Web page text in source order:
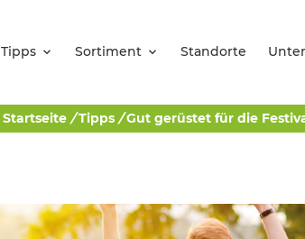
Tipps Sortiment Standorte
Startseite / Tipps / Gut gerüstet für die